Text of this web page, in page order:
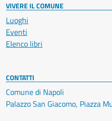
VIVERE IL COMUNE
Luoghi
Eventi
Elenco libri
CONTATTI
Comune di Napoli
Palazzo San Giacomo, Piazza